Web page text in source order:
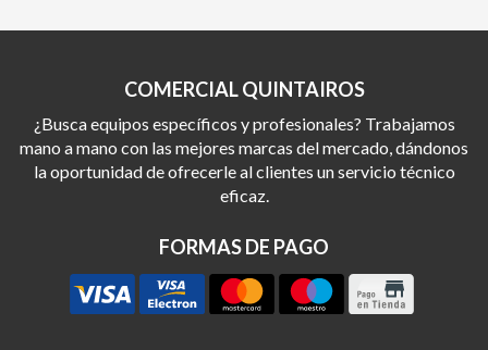
COMERCIAL QUINTAIROS
¿Busca equipos específicos y profesionales? Trabajamos
mano a mano con las mejores marcas del mercado, dándonos
la oportunidad de ofrecerle al clientes un servicio técnico
eficaz.
FORMAS DE PAGO